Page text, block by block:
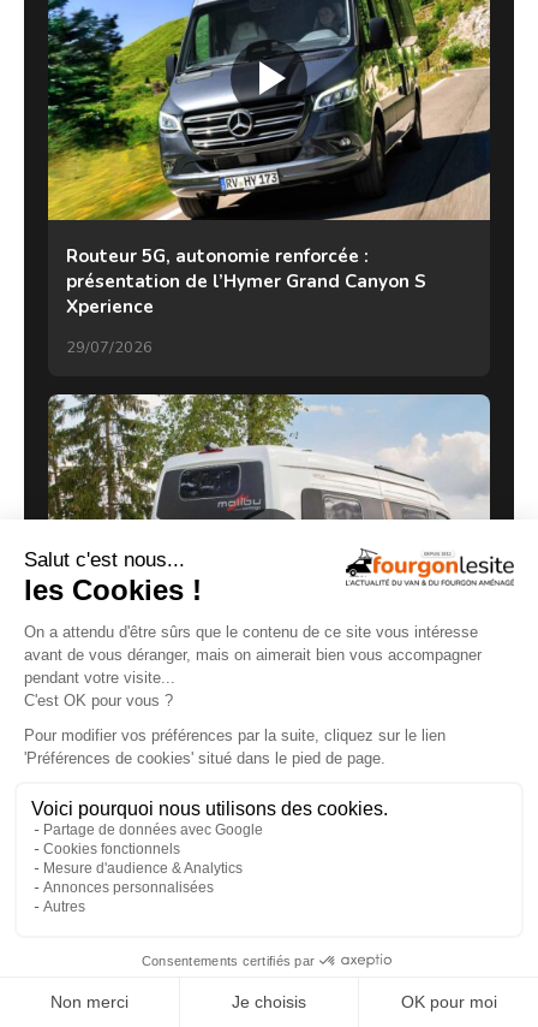
Routeur 5G, autonomie renforcée :
présentation de l’Hymer Grand Canyon S
Xperience
29/07/2026
Malibu Genius : un fourgon Mercedes qui ne
ressemble à aucun autre